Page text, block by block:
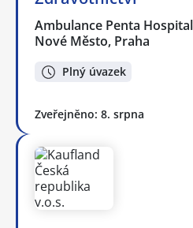
Ambulance Penta
Nové Město, Praha
Plný úvazek
Zveřejněno: 8. srpna